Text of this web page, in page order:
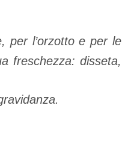
per l’orzotto e per le
freschezza: disseta,